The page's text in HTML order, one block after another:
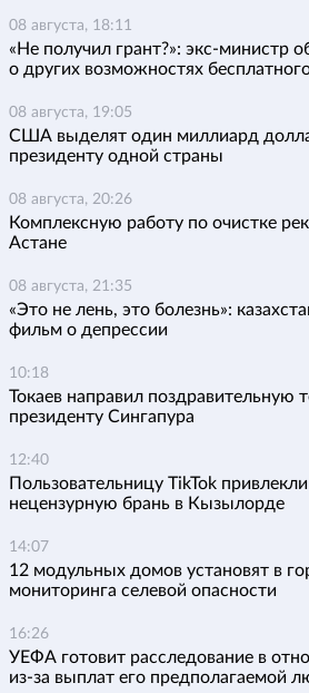
08 августа, 18:11
«Не получил грант?»: экс-министр
о других возможностях
08 августа, 19:05
США выделят один миллиард
президенту одной страны
08 августа, 20:26
Комплексную работу по очистке
Астане
08 августа, 21:35
«Это не лень, это болезнь»:
фильм о депрессии
10:18
Токаев направил поздравительную
президенту Сингапура
12:40
Пользовательницу TikTok
нецензурную брань в Кызылорде
14:07
12 модульных домов установят в
мониторинга селевой опасности
16:26
УЕФА готовит расследование в
из-за выплат его предполагаемой